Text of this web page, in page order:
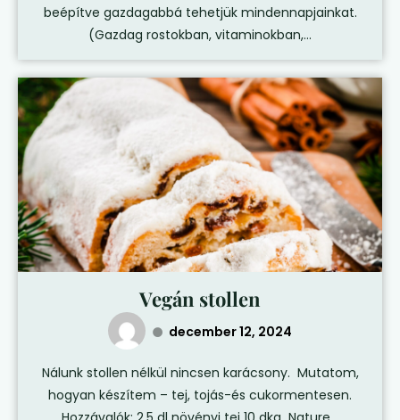
beépítve gazdagabbá tehetjük mindennapjainkat.
(Gazdag rostokban, vitaminokban,...
Vegán stollen
december 12, 2024
Nálunk stollen nélkül nincsen karácsony. Mutatom,
hogyan készítem – tej, tojás-és cukormentesen.